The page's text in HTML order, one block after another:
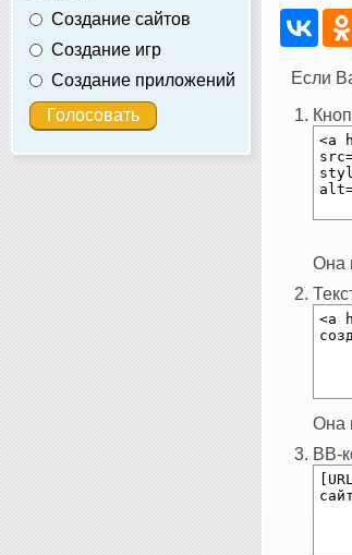
Создание сайтов
Создание игр
Создание приложений
Если
Она
Она
BB-